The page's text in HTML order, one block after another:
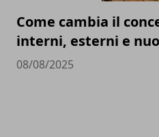
Come cambia il
interni, esterni e
08/08/2025